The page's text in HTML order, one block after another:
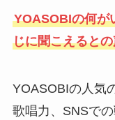
YOASOBIの何が
じに聞こえると
YOASOBIの人気
歌唱力、SNSで